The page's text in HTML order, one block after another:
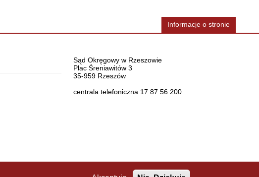
Informacje o stronie
Dane teleadresowe
Sąd Okręgowy w Rzeszowie
Plac Śreniawitów 3
35-959 Rzeszów
centrala telefoniczna 17 87 56 200